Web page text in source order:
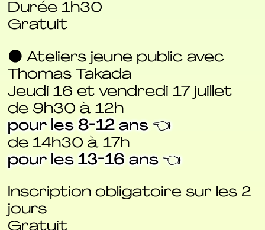
Durée 1h30
Gratuit
⚫ Ateliers jeune public avec
Thomas Takada
Jeudi 16 et vendredi 17 juillet
de 9h30 à 12h
pour les 8-12 ans 👈
de 14h30 à 17h
pour les 13-16 ans 👈
Inscription obligatoire sur les 2
jours
Gratuit